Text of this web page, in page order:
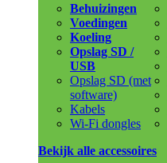
Behuizingen
Voedingen
Koeling
Opslag SD /
USB
Opslag SD (met
software)
Kabels
Wi-Fi dongles
Bekijk alle accessoires